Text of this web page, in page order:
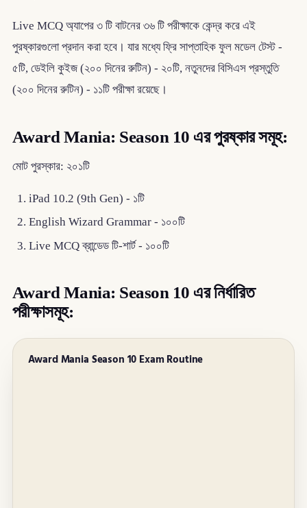
Live MCQ অ্যাপের ৩ টি বাটনের ৩৬ টি পরীক্ষাকে কেন্দ্র করে এই
পুরষ্কারগুলো প্রদান করা হবে। যার মধ্যে ফ্রি সাপ্তাহিক ফুল মডেল টেস্ট -
৫টি, ডেইলি কুইজ (২০০ দিনের রুটিন) - ২০টি, নতুনদের বিসিএস প্রস্তুতি
(২০০ দিনের রুটিন) - ১১টি পরীক্ষা রয়েছে।
Award Mania: Season 10 এর পুরষ্কার সমূহ:
মোট পুরস্কার: ২০১টি
iPad 10.2 (9th Gen) - ১টি
English Wizard Grammar - ১০০টি
Live MCQ ব্রান্ডেড টি-শার্ট - ১০০টি
Award Mania: Season 10 এর নির্ধারিত
পরীক্ষাসমূহ:
Award Mania Season 10 Exam Routine